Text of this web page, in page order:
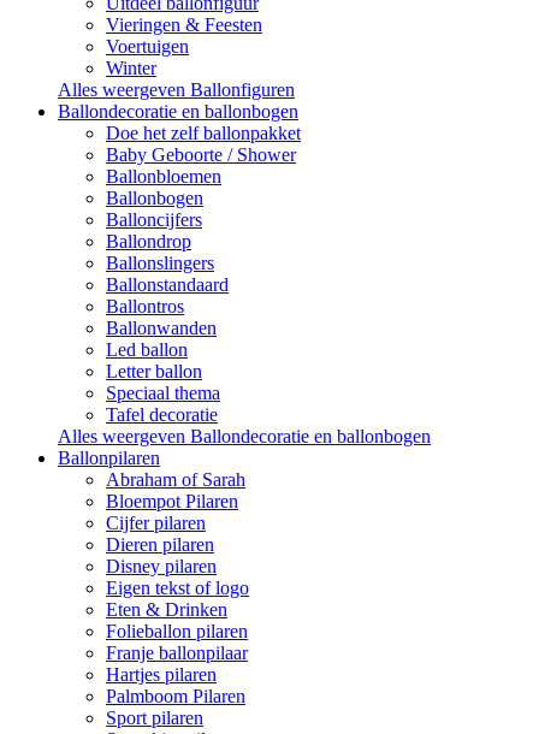
Vieringen & Feesten
Voertuigen
Winter
Alles weergeven Ballonfiguren
Ballondecoratie en ballonbogen
Doe het zelf ballonpakket
Baby Geboorte / Shower
Ballonbloemen
Ballonbogen
Balloncijfers
Ballondrop
Ballonslingers
Ballonstandaard
Ballontros
Ballonwanden
Led ballon
Letter ballon
Speciaal thema
Tafel decoratie
Alles weergeven Ballondecoratie en ballonbogen
Ballonpilaren
Abraham of Sarah
Bloempot Pilaren
Cijfer pilaren
Dieren pilaren
Disney pilaren
Eigen tekst of logo
Eten & Drinken
Folieballon pilaren
Franje ballonpilaar
Hartjes pilaren
Palmboom Pilaren
Sport pilaren